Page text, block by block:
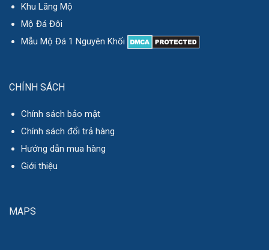
Khu Lăng Mộ
Mộ Đá Đôi
Mẫu Mộ Đá 1 Nguyên Khối
CHÍNH SÁCH
Chính sách bảo mật
Chính sách đổi trả hàng
Hướng dẫn mua hàng
Giới thiệu
MAPS